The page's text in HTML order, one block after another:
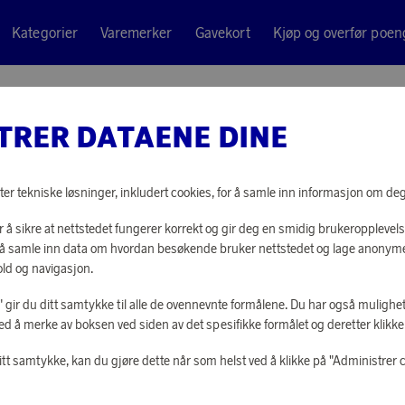
Kategorier Varemerker Gavekort Kjøp og overfør
Star Trading
10 220 poeng
317 kr
LOGG INN FOR
DATAENE DINE
tekniske løsninger, inkludert cookies, for å samle inn informasjon om
å sikre at nettstedet fungerer korrekt og gir deg en smidig
samle inn data om hvordan besøkende bruker nettstedet og lage
og navigasjon.
gir du ditt samtykke til alle de ovennevnte formålene. Du har også
å merke av boksen ved siden av det spesifikke formålet og deretter
samtykke, kan du gjøre dette når som helst ved å klikke på "Administrer